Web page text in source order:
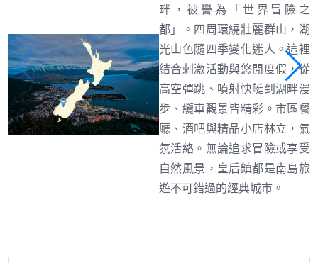
畔，被譽為「世界冒險之
都」。四周環繞壯麗群山，湖
光山色隨四季變化迷人。這裡
結合刺激活動與悠閒度假，從
高空彈跳、噴射快艇到湖畔漫
步、纜車觀景皆精彩。市區餐
廳、酒吧與精品小店林立，氣
氛活絡。無論追求冒險或享受
自然風景，皇后鎮都是南島旅
遊不可錯過的經典城市。